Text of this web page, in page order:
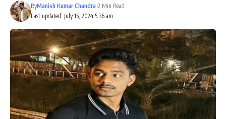
Last updated: July 15, 2024 5:36 am
ByManish Kumar Chandra 2 Min Read